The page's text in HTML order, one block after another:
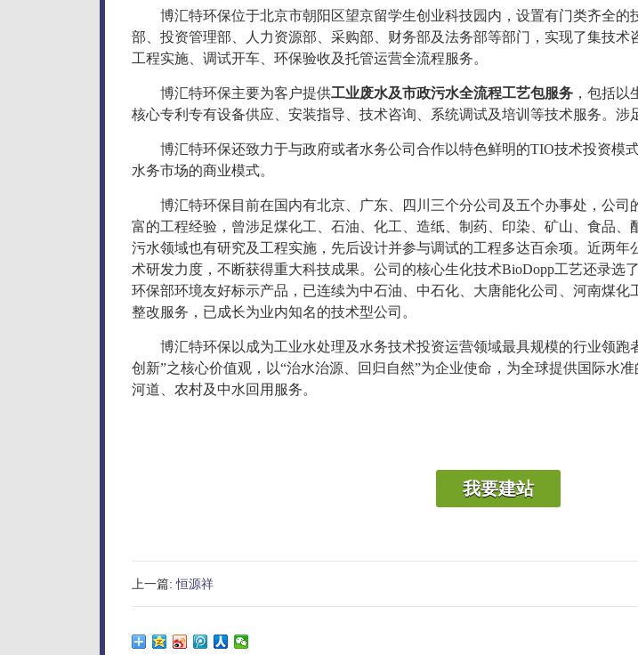
博汇特环保位于北京市朝阳区望京留学生创业科技园内，设置有门类齐全的
部、投资管理部、人力资源部、采购部、财务部及法务部等部门，实现了集技术
工程实施、调试开车、环保验收及托管运营全流程服务。
博汇特环保主要为客户提供工业废水及市政污水全流程工艺包服务 ，包括以
核心专利专有设备供应、安装指导、技术咨询、系统调试及培训等技术服务。涉
博汇特环保还致力于与政府或者水务公司合作以特色鲜明的TIO技术投资模
水务市场的商业模式。
博汇特环保目前在国内有北京、广东、四川三个分公司及五个办事处，公司
富的工程经验，曾涉足煤化工、石油、化工、造纸、制药、印染、矿山、食品、
污水领域也有研究及工程实施，先后设计并参与调试的工程多达百余项。近两年
术研发力度，不断获得重大科技成果。公司的核心生化技术BioDopp工艺还录选
环保部环境友好标示产品，已连续为中石油、中石化、大唐能化公司、河南煤化
整改服务，已成长为业内知名的技术型公司。
博汇特环保以成为工业水处理及水务技术投资运营领域最具规模的行业领跑
创新”之核心价值观，以“治水治源、回归自然”为企业使命，为全球提供国际水
河道、农村及中水回用服务。
我要建站
上一篇:恒源祥